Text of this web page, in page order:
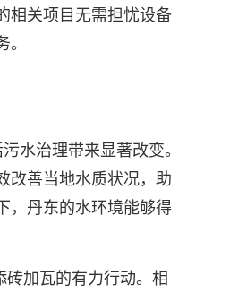
相关项目无需担忧设备
水治理带来显著改变。
改善当地水质状况，助
，丹东的水环境能够得
加瓦的有力行动。相